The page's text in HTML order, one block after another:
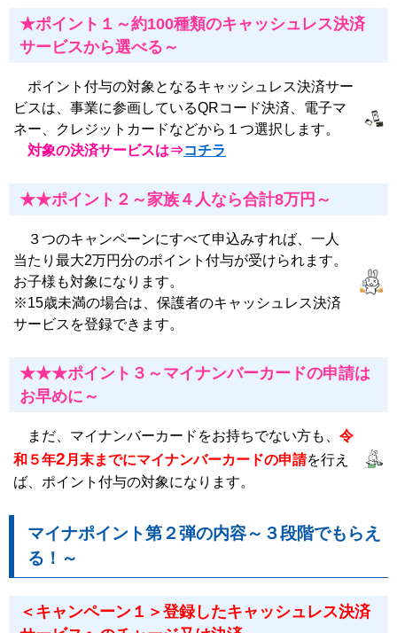
★ポイント１～約100種類のキャッシュレス決済
サービスから選べる～
ポイント付与の対象となるキャッシュレス決済サー
ビスは、事業に参画しているQRコード決済、電子マ
ネー、クレジットカードなどから１つ選択します。
対象の決済サービスは⇒コチラ
★★ポイント２～家族４人なら合計8万円～
３つのキャンペーンにすべて申込みすれば、一人
当たり最大2万円分のポイント付与が受けられます。
お子様も対象になります。
※15歳未満の場合は、保護者のキャッシュレス決済
サービスを登録できます。
★★★ポイント３～マイナンバーカードの申請は
お早めに～
まだ、マイナンバーカードをお持ちでない方も、 令
和５年2 月末までにマイナンバーカードの申請を行え
ば、ポイント付与の対象になります。
マイナポイント第２弾の内容～３段階でもらえ
る！～
＜キャンペーン１＞登録したキャッシュレス決済